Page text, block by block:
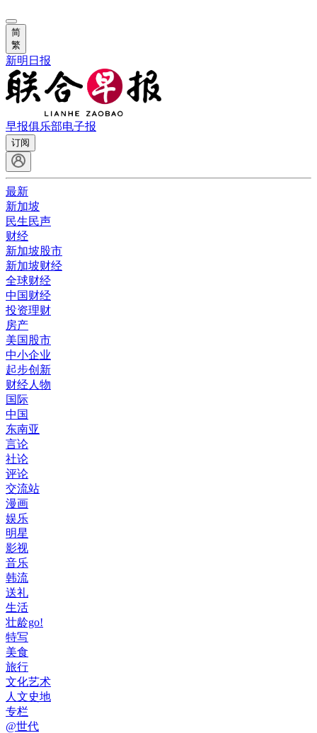
简
繁
新明日报
早报俱乐部电子报
订阅
最新
新加坡
民生民声
财经
新加坡股市
新加坡财经
全球财经
中国财经
投资理财
房产
美国股市
中小企业
起步创新
财经人物
国际
中国
东南亚
言论
社论
评论
交流站
漫画
娱乐
明星
影视
音乐
韩流
送礼
生活
壮龄go!
特写
美食
旅行
文化艺术
人文史地
专栏
@世代